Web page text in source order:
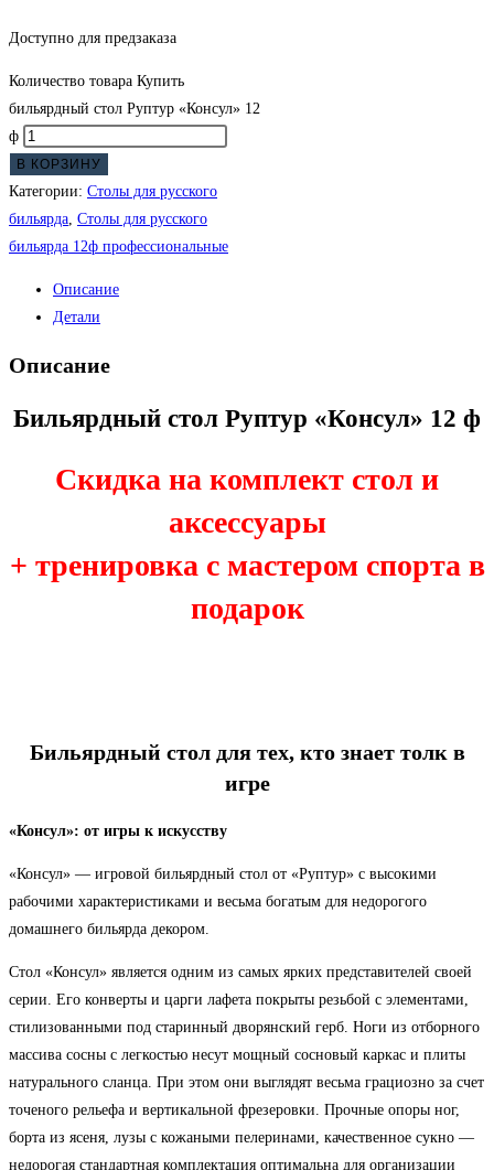
Доступно для предзаказа
Количество товара Купить
бильярдный стол Руптур «Консул» 12
ф
В КОРЗИНУ
Категории: Столы для русского
бильярда, Столы для русского
бильярда 12ф профессиональные
Описание
Детали
Описание
Бильярдный стол Руптур «Консул» 12 ф
Скидка на комплект стол и
аксессуары
+ тренировка с мастером спорта в
подарок
Бильярдный стол для тех, кто знает толк в
игре
«Консул»: от игры к искусству
«Консул» — игровой бильярдный стол от «Руптур» с высокими
рабочими характеристиками и весьма богатым для недорогого
домашнего бильярда декором.
Стол «Консул» является одним из самых ярких представителей своей
серии. Его конверты и царги лафета покрыты резьбой с элементами,
стилизованными под старинный дворянский герб. Ноги из отборного
массива сосны с легкостью несут мощный сосновый каркас и плиты
натурального сланца. При этом они выглядят весьма грациозно за счет
точеного рельефа и вертикальной фрезеровки. Прочные опоры ног,
борта из ясеня, лузы с кожаными пелеринами, качественное сукно —
недорогая стандартная комплектация оптимальна для организации